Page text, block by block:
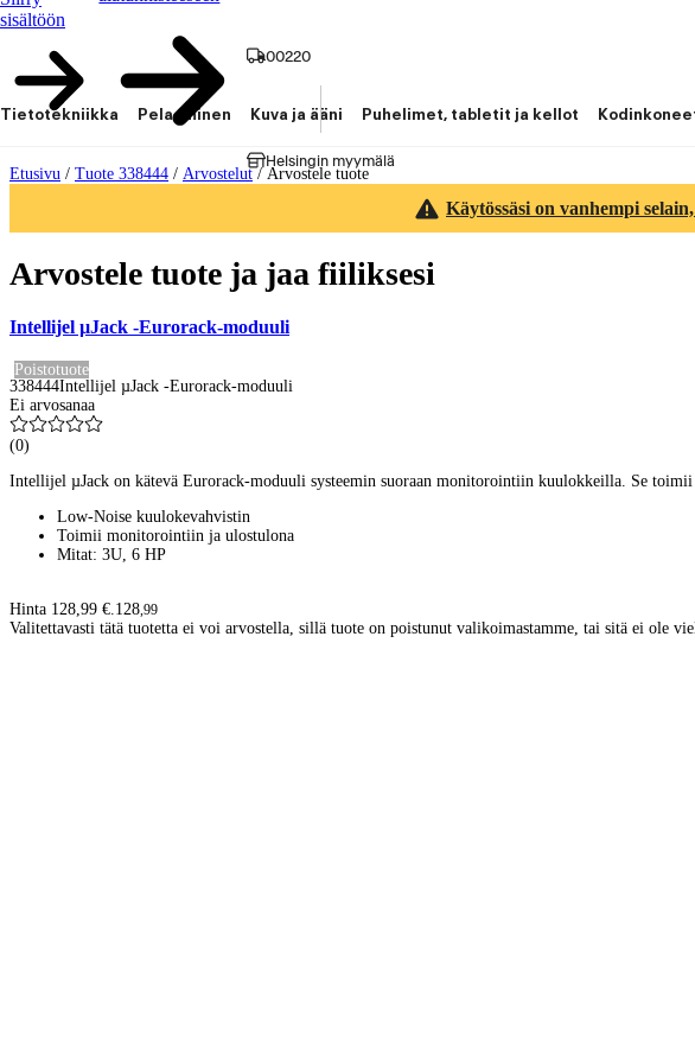
sisältöön
00220
Helsingin myymälä
Tietotekniikka Pelaaminen Kuva ja ääni Puhelimet, tabletit ja kellot
Etusivu / Tuote 338444 / Arvostelut/ Arvostele tuote
Käytössäsi on vanhempi
Arvostele tuote ja jaa fiiliksesi
Intellijel µJack -Eurorack-moduuli
Poistotuote
338444Intellijel µJack -Eurorack-moduuli
Ei arvosanaa
(0)
Intellijel µJack on kätevä Eurorack-moduuli systeemin suoraan monitorointiin kuulokkeilla. Se
Low-Noise kuulokevahvistin
Toimii monitorointiin ja ulostulona
Mitat: 3U, 6 HP
Hinta 128,99 €.128,99
Valitettavasti tätä tuotetta ei voi arvostella, sillä tuote on poistunut valikoimastamme, tai sitä ei ole